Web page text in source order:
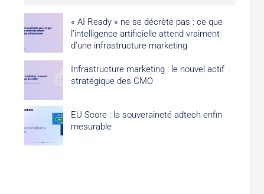
« AI Ready » ne se décrète pas : ce que
l’intelligence artificielle attend vraiment
d’une infrastructure marketing
Infrastructure marketing : le nouvel actif
stratégique des CMO
EU Score : la souveraineté adtech enfin
mesurable